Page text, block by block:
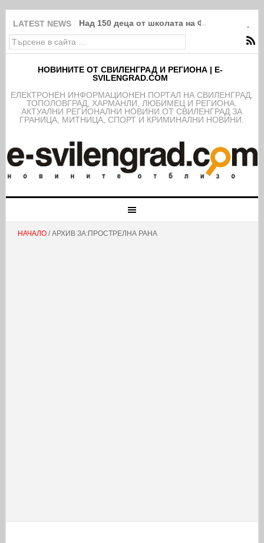
LATEST NEWS Над 150 деца от школата на ФК
НОВИНИТЕ ОТ СВИЛЕНГРАД И РЕГИОНА | E-
SVILENGRAD.COM
EЛЕКТРОНЕН ИНФОРМАЦИОНЕН ПОРТАЛ НА СВИЛЕНГРАД,
ТОПОЛОВГРАД, ХАРМАНЛИ, ЛЮБИМЕЦ И РЕГИОНА.
АКТУАЛНИ РЕГИОНАЛНИ НОВИНИ ОТ СВИЛЕНГРАД ЗА
ГРАНИЦА, МИТНИЦА, СПОРТ И КРИМИНАЛНИ НОВИНИ.
НАЧАЛО/ АРХИВ ЗА:ПРОСТРЕЛНА РАНА